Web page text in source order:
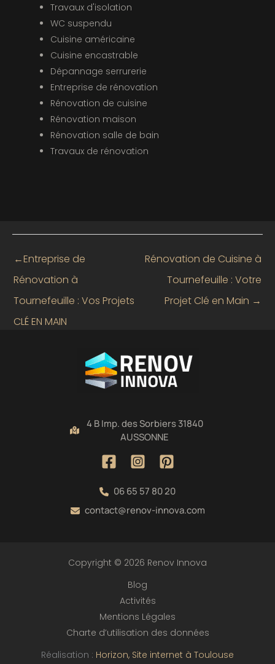
Travaux d'isolation
WC suspendu
Cuisine américaine
Cuisine encastrable
Dépannage serrurerie
Entreprise de rénovation
Rénovation de cuisine
Rénovation maison
Rénovation salle de bain
Travaux de rénovation
←Entreprise de
Rénovation à
Tournefeuille : Vos Projets
CLÉ EN MAIN
Rénovation de Cuisine à
Tournefeuille : Votre
Projet Clé en Main →
4 B Imp. des Sorbiers 31840
AUSSONNE
06 65 57 80 20
contact@renov-innova.com
Copyright © 2026 Renov Innova
Blog
Activités
Mentions Légales
Charte d’utilisation des données
Réalisation : Horizon, Site internet à Toulouse